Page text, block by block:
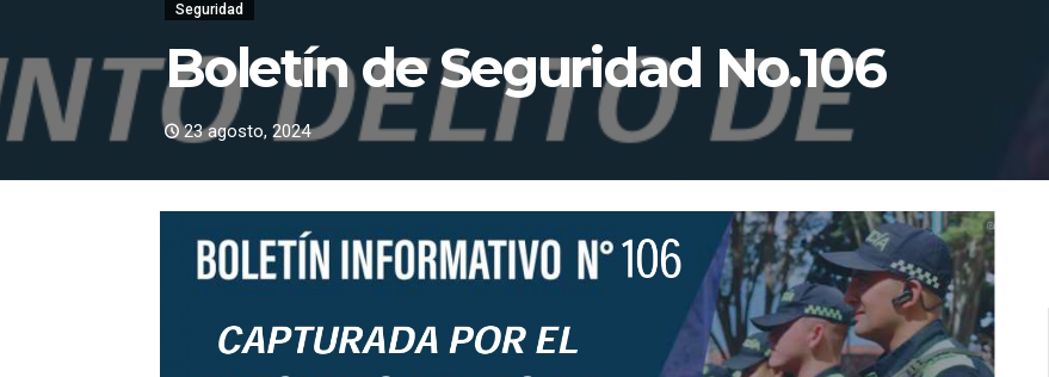
Seguridad
Boletín de Seguridad No.106
23 agosto, 2024